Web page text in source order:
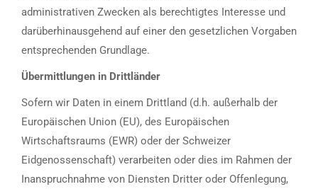
administrativen Zwecken als berechtigtes Interesse und
darüberhinausgehend auf einer den gesetzlichen Vorgaben
entsprechenden Grundlage.
Übermittlungen in Drittländer
Sofern wir Daten in einem Drittland (d.h. außerhalb der
Europäischen Union (EU), des Europäischen
Wirtschaftsraums (EWR) oder der Schweizer
Eidgenossenschaft) verarbeiten oder dies im Rahmen der
Inanspruchnahme von Diensten Dritter oder Offenlegung,